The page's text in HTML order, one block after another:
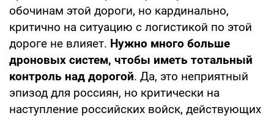
обочинам этой дороги, но кардинально,
критично на ситуацию с логистикой по этой
дороге не влияет. Нужно много больше
дроновых систем, чтобы иметь тотальный
контроль над дорогой. Да, это неприятный
эпизод для россиян, но критически на
наступление российских войск, действующих